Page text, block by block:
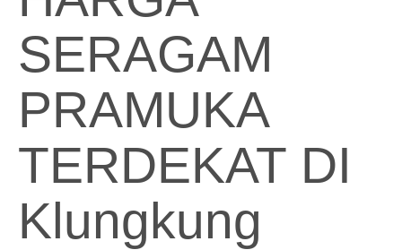
SERAGAM
PRAMUKA
TERDEKAT DI
Klungkung